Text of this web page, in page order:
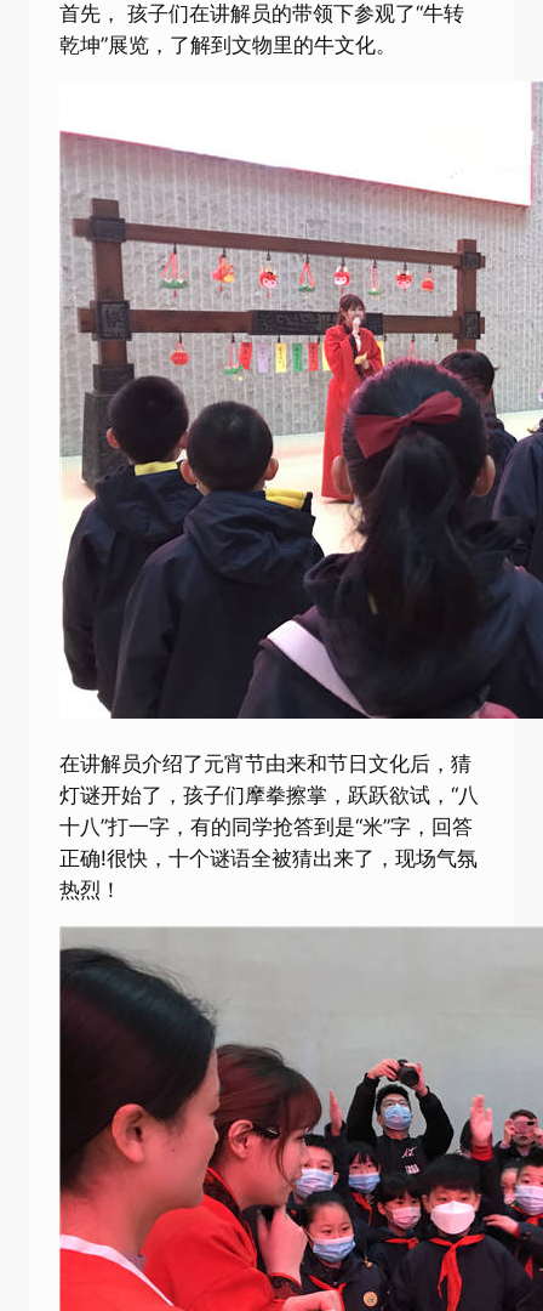
首先， 孩子们在讲解员的带领下参观了“牛转
乾坤”展览，了解到文物里的牛文化。
在讲解员介绍了元宵节由来和节日文化后，猜
灯谜开始了，孩子们摩拳擦掌，跃跃欲试，“八
十八”打一字，有的同学抢答到是“米”字，回答
正确!很快，十个谜语全被猜出来了，现场气氛
热烈！